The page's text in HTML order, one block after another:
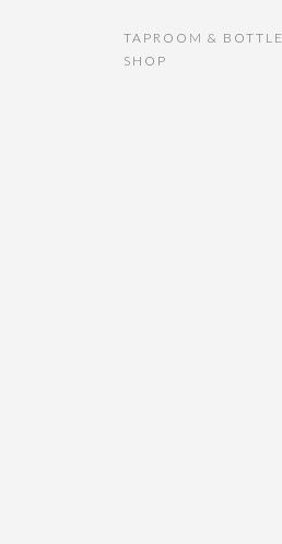
TAPROOM & BOTTLE
SHOP